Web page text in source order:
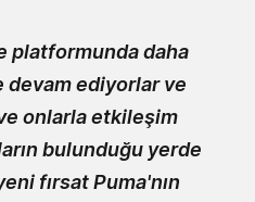
platformunda daha
ediyorlar ve
onlarla etkileşim
bulunduğu yerde
fırsat Puma'nın